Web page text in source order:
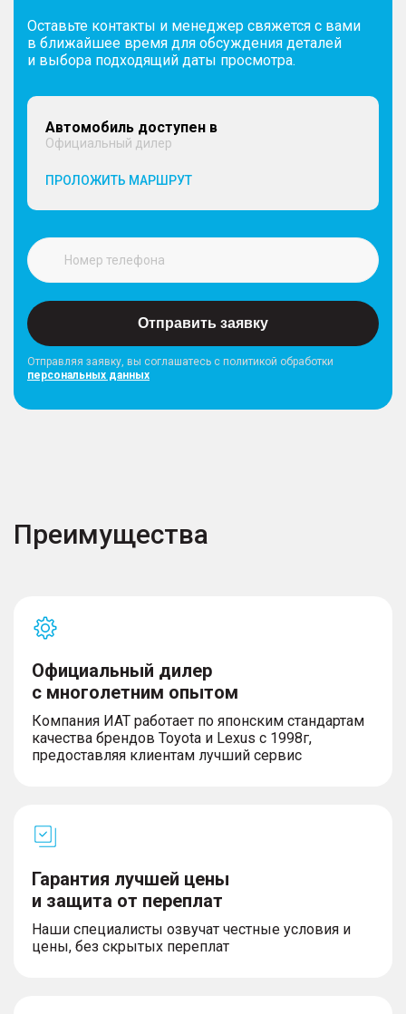
Оставьте контакты и менеджер свяжется с вами
в ближайшее время для обсуждения деталей
и выбора подходящий даты просмотра.
Автомобиль доступен в
Официальный дилер
ПРОЛОЖИТЬ МАРШРУТ
Отправить заявку
Отправляя заявку, вы соглашатесь с политикой обработки
персональных данных
Преимущества
Официальный дилер
с многолетним опытом
Компания ИАТ работает по японским стандартам
качества брендов Toyota и Lexus с 1998г,
предоставляя клиентам лучший сервис
Гарантия лучшей цены
и защита от переплат
Наши специалисты озвучат честные условия и
цены, без скрытых переплат